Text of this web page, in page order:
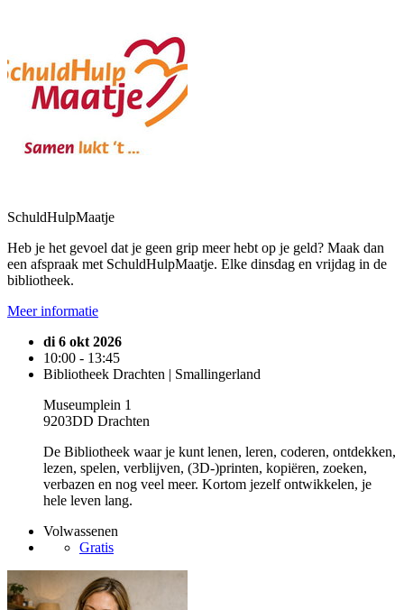
SchuldHulpMaatje
Heb je het gevoel dat je geen grip meer hebt op je geld? Maak dan
een afspraak met SchuldHulpMaatje. Elke dinsdag en vrijdag in de
bibliotheek.
Meer informatie
di 6 okt 2026
10:00 - 13:45
Bibliotheek Drachten | Smallingerland
Museumplein 1
9203DD Drachten
De Bibliotheek waar je kunt lenen, leren, coderen, ontdekken,
lezen, spelen, verblijven, (3D-)printen, kopiëren, zoeken,
verbazen en nog veel meer. Kortom jezelf ontwikkelen, je
hele leven lang.
Volwassenen
Gratis